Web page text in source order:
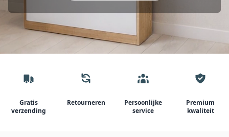
Gratis
verzending
Retourneren
Persoonlijke
service
Premium
kwaliteit